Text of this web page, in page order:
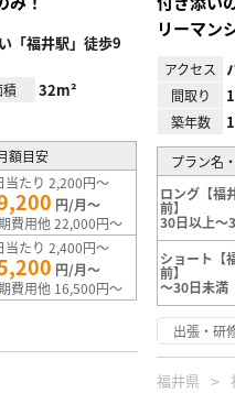
「福井駅」徒歩9
積 32m²
額目安
当たり 2,200円～
円/月～
費用他 22,000円～
当たり 2,400円～
円/月～
費用他 16,500円～
リーマン
アクセス
間取り
築年数
プラン名
ロング【福
前】
30日以上～
ショート【
前】
～30日未満
出張・研
福井県